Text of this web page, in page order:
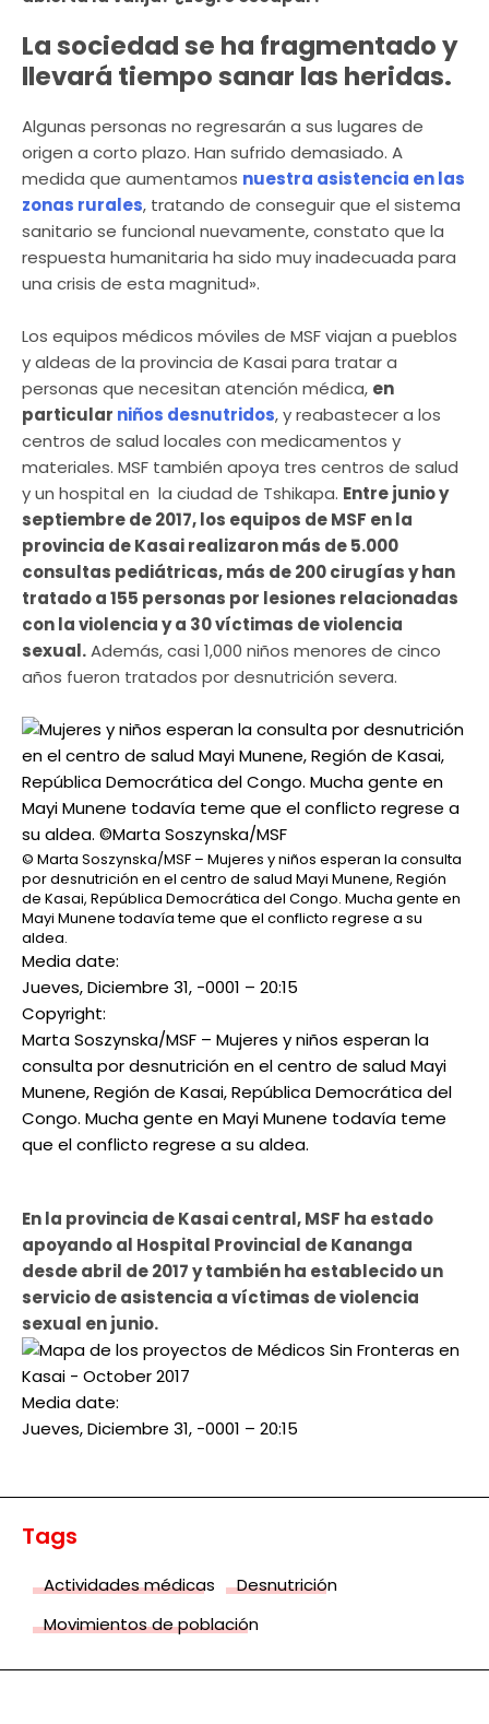
La sociedad se ha fragmentado y
llevará tiempo sanar las heridas.
Algunas personas no regresarán a sus lugares de
origen a corto plazo. Han sufrido demasiado. A
medida que aumentamos nuestra asistencia en las
zonas rurales, tratando de conseguir que el sistema
sanitario se funcional nuevamente, constato que la
respuesta humanitaria ha sido muy inadecuada para
una crisis de esta magnitud».
Los equipos médicos móviles de MSF viajan a pueblos
y aldeas de la provincia de Kasai para tratar a
personas que necesitan atención médica, en
particular niños desnutridos, y reabastecer a los
centros de salud locales con medicamentos y
materiales. MSF también apoya tres centros de salud
y un hospital en la ciudad de Tshikapa. Entre junio y
septiembre de 2017, los equipos de MSF en la
provincia de Kasai realizaron más de 5.000
consultas pediátricas, más de 200 cirugías y han
tratado a 155 personas por lesiones relacionadas
con la violencia y a 30 víctimas de violencia
sexual.Además, casi 1,000 niños menores de cinco
años fueron tratados por desnutrición severa.
© Marta Soszynska/MSF – Mujeres y niños esperan la consulta
por desnutrición en el centro de salud Mayi Munene, Región
de Kasai, República Democrática del Congo. Mucha gente en
Mayi Munene todavía teme que el conflicto regrese a su
aldea.
Media date:
Jueves, Diciembre 31, -0001 – 20:15
Copyright:
Marta Soszynska/MSF – Mujeres y niños esperan la
consulta por desnutrición en el centro de salud Mayi
Munene, Región de Kasai, República Democrática del
Congo. Mucha gente en Mayi Munene todavía teme
que el conflicto regrese a su aldea.
En la provincia de Kasai central, MSF ha estado
apoyando al Hospital Provincial de Kananga
desde abril de 2017 y también ha establecido un
servicio de asistencia a víctimas de violencia
sexual en junio.
Media date:
Jueves, Diciembre 31, -0001 – 20:15
Tags
Actividades médicas
Desnutrición
Movimientos de población